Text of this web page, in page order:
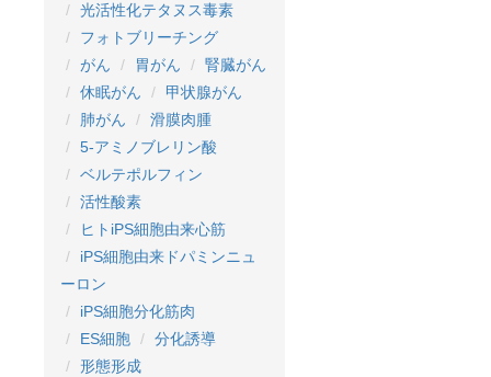
光活性化テタヌス毒素
フォトブリーチング
がん
胃がん
腎臓がん
休眠がん
甲状腺がん
肺がん
滑膜肉腫
5-アミノブレリン酸
ベルテポルフィン
活性酸素
ヒトiPS細胞由来心筋
iPS細胞由来ドパミンニュ
ーロン
iPS細胞分化筋肉
ES細胞
分化誘導
形態形成